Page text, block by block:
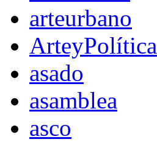
arteurbano
ArteyPolítica
asado
asamblea
asco